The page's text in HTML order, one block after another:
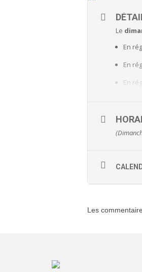
Le
En
En
En
Les